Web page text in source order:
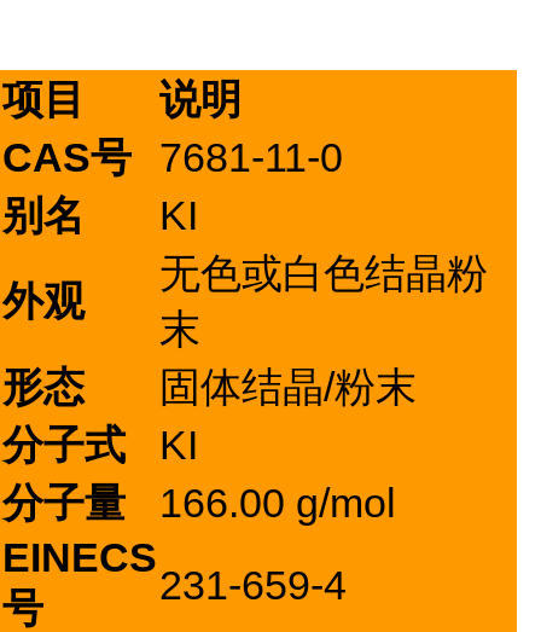
项目
说明
CAS号
7681-11-0
别名
KI
外观
无色或白色结晶粉
末
形态
固体结晶/粉末
分子式
KI
分子量
166.00 g/mol
EINECS
号
231-659-4